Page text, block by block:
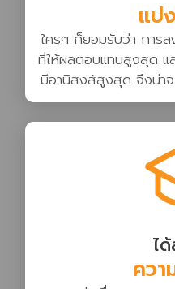
แบ่
ใครๆ ก็ยอมรับว่า การล
ที่ให้ผลตอบแทนสูงสุด แ
มีอานิสงส์สูงสุด จึงน่า
ไ
คว